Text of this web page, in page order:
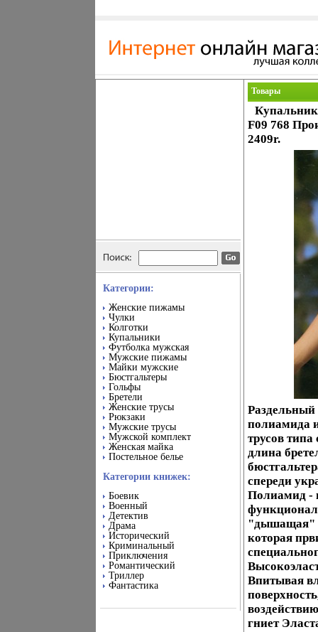
Категории:
Женские пижамы
Чулки
Колготки
Купальники
Футболка мужская
Мужские пижамы
Майки мужские
Бюстгальтеры
Гольфы
Бретели
Женские трусы
Рюкзаки
Мужские трусы
Мужской комплект
Женская майка
Постельное белье
Категории книжек:
Боевик
Военный
Детектив
Драма
Исторический
Криминальный
Приключения
Романтический
Триллер
Фантастика
Товары
F09 768
2409r.
полиамида
трусов
длина
спереди
Полиамид -
"дышащая"
которая
Впитывая
гниет